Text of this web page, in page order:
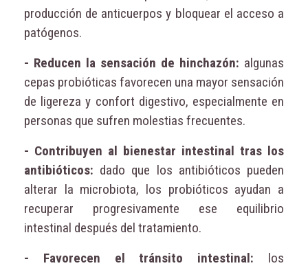
producción de anticuerpos y bloquear el acceso a
patógenos.
- Reducen la sensación de hinchazón: algunas
cepas probióticas favorecen una mayor sensación
de ligereza y confort digestivo, especialmente en
personas que sufren molestias frecuentes.
- Contribuyen al bienestar intestinal tras los
antibióticos: dado que los antibióticos pueden
alterar la microbiota, los probióticos ayudan a
recuperar progresivamente ese equilibrio
intestinal después del tratamiento.
- Favorecen el tránsito intestinal: los